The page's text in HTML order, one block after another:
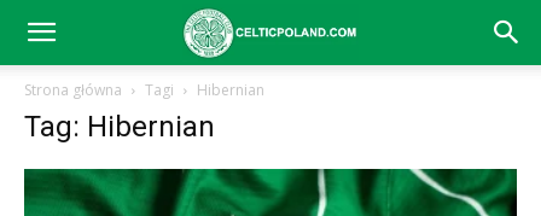
Celtic
Glasgow
Strona główna Tagi Hibernian
Tag: Hibernian